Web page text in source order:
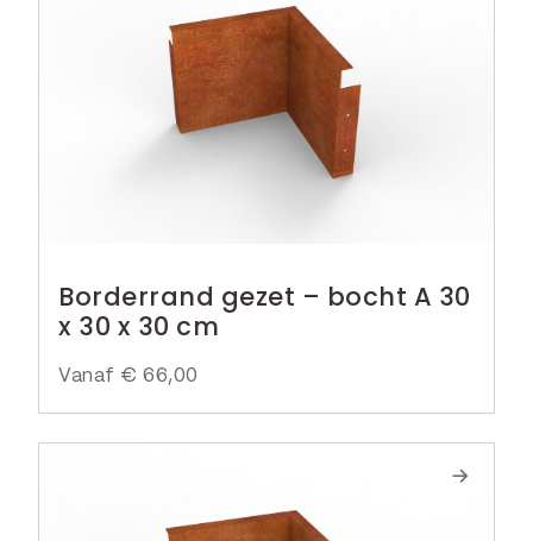
Borderrand gezet – bocht A 30
x 30 x 30 cm
Vanaf € 66,00